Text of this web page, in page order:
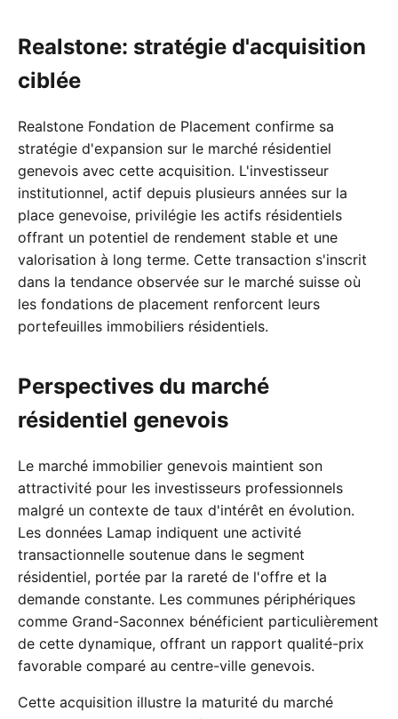
Realstone: stratégie d'acquisition
ciblée
Realstone Fondation de Placement confirme sa
stratégie d'expansion sur le marché résidentiel
genevois avec cette acquisition. L'investisseur
institutionnel, actif depuis plusieurs années sur la
place genevoise, privilégie les actifs résidentiels
offrant un potentiel de rendement stable et une
valorisation à long terme. Cette transaction s'inscrit
dans la tendance observée sur le marché suisse où
les fondations de placement renforcent leurs
portefeuilles immobiliers résidentiels.
Perspectives du marché
résidentiel genevois
Le marché immobilier genevois maintient son
attractivité pour les investisseurs professionnels
malgré un contexte de taux d'intérêt en évolution.
Les données Lamap indiquent une activité
transactionnelle soutenue dans le segment
résidentiel, portée par la rareté de l'offre et la
demande constante. Les communes périphériques
comme Grand-Saconnex bénéficient particulièrement
de cette dynamique, offrant un rapport qualité-prix
favorable comparé au centre-ville genevois.
Cette acquisition illustre la maturité du marché